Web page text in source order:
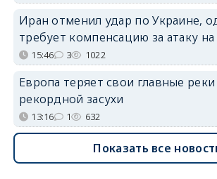
Иран отменил удар по Украине,
требует компенсацию за атаку
15:46 3 1022
Европа теряет свои главные реки
рекордной засухи
13:16 1 632
Показать все